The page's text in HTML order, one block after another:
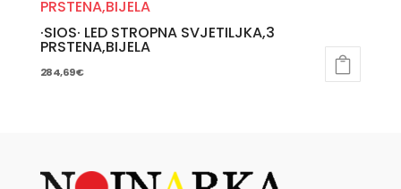
·SIOS· LED STROPNA SVJETILJKA,3
PRSTENA,BIJELA
284,69€